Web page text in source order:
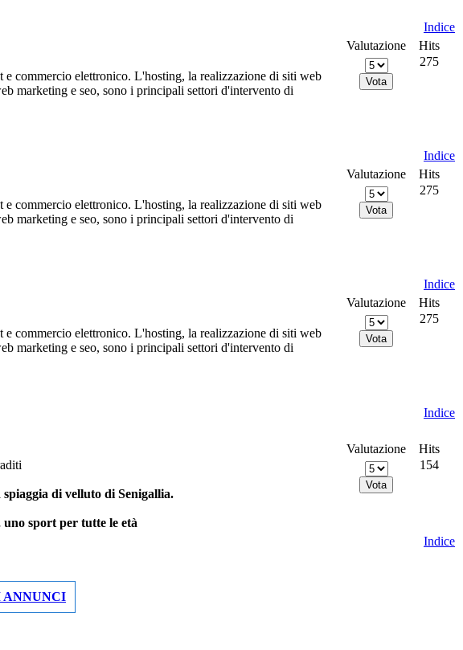
Indice
Valutazione
Hits
e commercio elettronico. L'hosting, la realizzazione di siti web
marketing e seo, sono i principali settori d'intervento di
275
Indice
Valutazione
Hits
e commercio elettronico. L'hosting, la realizzazione di siti web
marketing e seo, sono i principali settori d'intervento di
275
Indice
Valutazione
Hits
e commercio elettronico. L'hosting, la realizzazione di siti web
marketing e seo, sono i principali settori d'intervento di
275
Indice
Valutazione
Hits
di velluto di Senigallia.
sport per tutte le età
154
Indice